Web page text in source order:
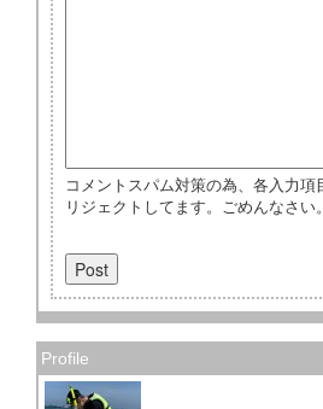
コメントスパム対策の為、各入力項
リジェクトしてます。ごめんなさい。
Profile